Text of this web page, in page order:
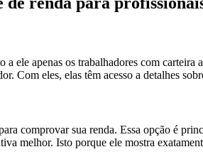
ele apenas os trabalhadores com
Com eles, elas têm acesso a detalhes
comprovar sua renda. Essa opção é
melhor. Isto porque ele mostra